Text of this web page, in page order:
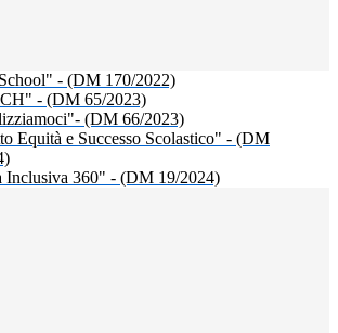
- (DM 170/2022)
- (DM 65/2023)
(DM 66/2023)
Equità e Successo Scolastico" - (DM
Inclusiva 360" - (DM 19/2024)